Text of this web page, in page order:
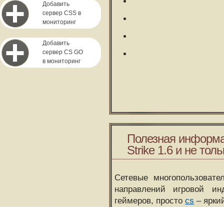
Добавить
сервер CSS в
мониторинг
Добавить
сервер CS GO
в мониторинг
Полезная
Strike 1.6 и не
Сетевые
направлений игровой
геймеров, простоcs –